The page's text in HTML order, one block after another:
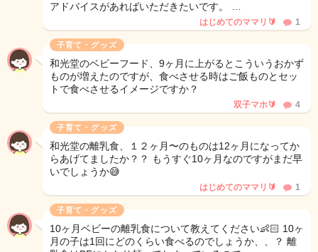
アドバイスがあればいただきたいです。 …
はじめてのママリ🔰 1
子育て・グッズ
和光堂のベビーフード、9ヶ月に上がるとこういうおかず
ものが増えたのですが、食べさせる時はご飯ものとセッ
トで食べさせるイメージですか？
双子マホ🔰 4
子育て・グッズ
和光堂の離乳食、１２ヶ月〜のものは12ヶ月になってか
らあげてましたか？？ もうすぐ10ヶ月なのですがまだ早
いでしょうか😅
はじめてのママリ🔰 1
子育て・グッズ
10ヶ月ベビーの離乳食について教えてください👶🏻 10ヶ
月の子は1回にどのくらい食べるのでしょうか、、？ 離